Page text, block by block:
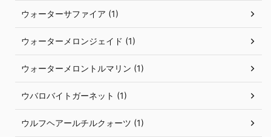
ウォーターサファイア (1)
ウォーターメロンジェイド (1)
ウォーターメロントルマリン (1)
ウバロバイトガーネット (1)
ウルフヘアールチルクォーツ (1)